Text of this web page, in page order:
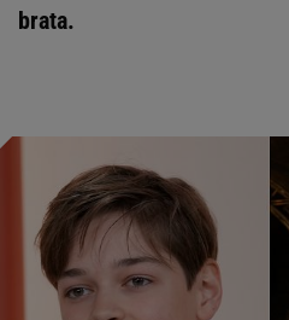
brata.